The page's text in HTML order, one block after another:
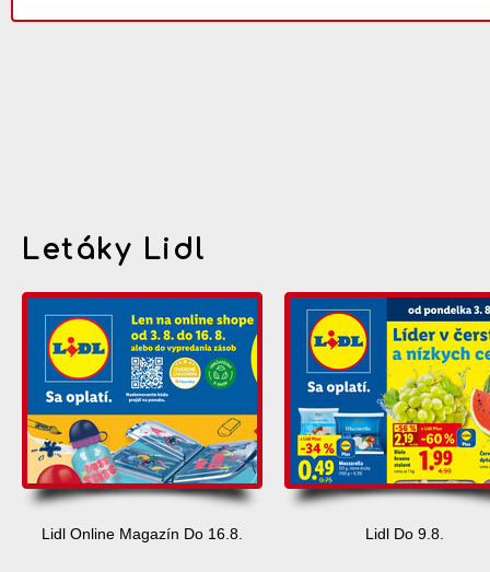
Letáky Lidl
Lidl Online Magazín Do 16.8. Lidl Do 9.8.